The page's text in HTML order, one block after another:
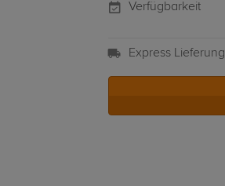
Verfügbarkeit
Express Lieferung